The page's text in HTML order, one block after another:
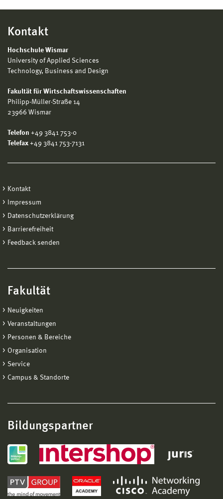
Kontakt
Hochschule Wismar
University of Applied Sciences
Technology, Business and Design
Fakultät für Wirtschaftswissenschaften
Philipp-Müller-Straße 14
23966 Wismar
Telefon +49 3841 753-0
Telefax +49 3841 753-7131
Kontakt
Impressum
Datenschutzerklärung
Barrierefreiheit
Feedback senden
Fakultät
Neuigkeiten
Veranstaltungen
Personen & Bereiche
Organisation
Service
Campus & Standorte
Bildungspartner